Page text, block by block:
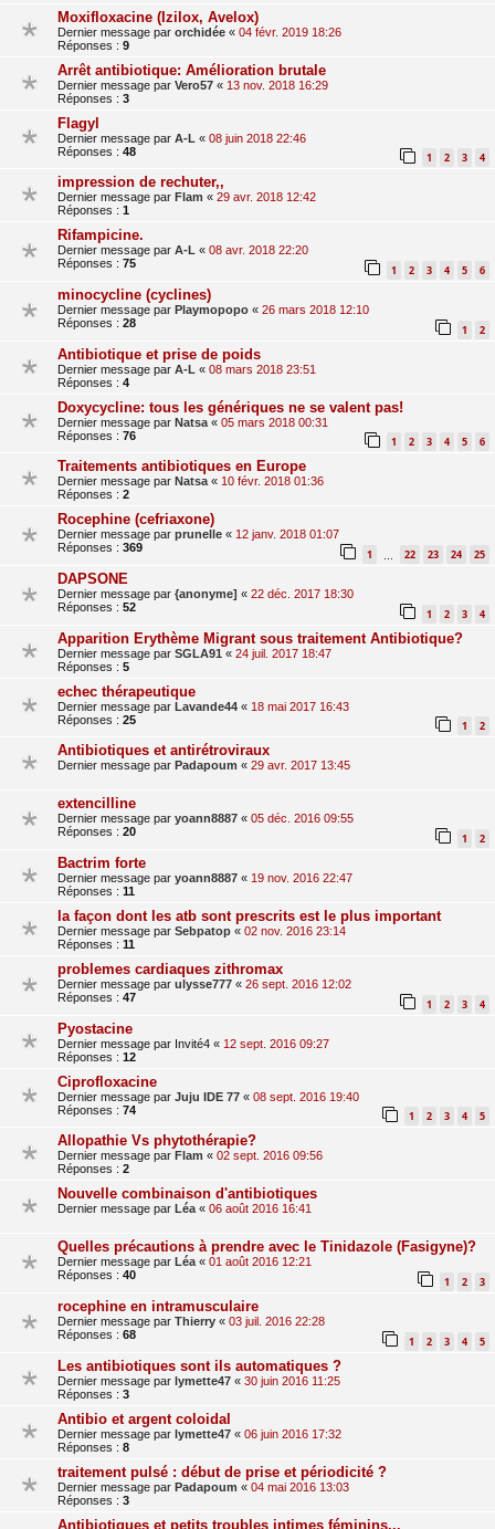
Moxifloxacine (Izilox, Avelox)
Dernier message par orchidée « 04 févr. 2019 18:26
Réponses : 9
Arrêt antibiotique: Amélioration brutale
Dernier message par Vero57 « 13 nov. 2018 16:29
Réponses : 3
Flagyl
Dernier message par A-L « 08 juin 2018 22:46
Réponses : 48 1 2 3 4
impression de rechuter,,
Dernier message par Flam « 29 avr. 2018 12:42
Réponses : 1
Rifampicine.
Dernier message par A-L « 08 avr. 2018 22:20
Réponses : 75 1 2 3 4 5 6
minocycline (cyclines)
Dernier message par Playmopopo « 26 mars 2018 12:10
Réponses : 28 1 2
Antibiotique et prise de poids
Dernier message par A-L « 08 mars 2018 23:51
Réponses : 4
Doxycycline: tous les génériques ne se valent pas!
Dernier message par Natsa « 05 mars 2018 00:31
Réponses : 76 1 2 3 4 5 6
Traitements antibiotiques en Europe
Dernier message par Natsa« 10 févr. 2018 01:36
Réponses : 2
Rocephine (cefriaxone)
Dernier message par prunelle « 12 janv. 2018 01:07
Réponses : 369 1 22 23 24 25
DAPSONE
Dernier message par {anonyme] « 22 déc. 2017 18:30
Réponses : 52 1 2 3 4
Apparition Erythème Migrant sous traitement Antibiotique?
Dernier message par SGLA91 « 24 juil. 2017 18:47
Réponses : 5
echec thérapeutique
Dernier message par Lavande44 « 18 mai 2017 16:43
Réponses : 25 1 2
Antibiotiques et antirétroviraux
Dernier message par Padapoum « 29 avr. 2017 13:45
extencilline
Dernier message par yoann8887 « 05 déc. 2016 09:55
Réponses : 20 1 2
Bactrim forte
Dernier message par yoann8887 « 19 nov. 2016 22:47
Réponses : 11
la façon dont les atb sont prescrits est le plus important
Dernier message par Sebpatop « 02 nov. 2016 23:14
Réponses : 11
problemes cardiaques zithromax
Dernier message par ulysse777 « 26 sept. 2016 12:02
Réponses : 47 1 2 3 4
Pyostacine
Dernier message par Invité4 « 12 sept. 2016 09:27
Réponses : 12
Ciprofloxacine
Dernier message par Juju IDE 77 « 08 sept. 2016 19:40
Réponses : 74 1 2 3 4 5
Allopathie Vs phytothérapie?
Dernier message par Flam « 02 sept. 2016 09:56
Réponses : 2
Nouvelle combinaison d'antibiotiques
Dernier message par Léa « 06 août 2016 16:41
Quelles précautions à prendre avec le Tinidazole (Fasigyne)?
Dernier message par Léa « 01 août 2016 12:21
Réponses : 40 1 2 3
rocephine en intramusculaire
Dernier message par Thierry « 03 juil. 2016 22:28
Réponses : 68 1 2 3 4 5
Les antibiotiques sont ils automatiques ?
Dernier message par lymette47 « 30 juin 2016 11:25
Réponses : 3
Antibio et argent coloidal
Dernier message par lymette47 « 06 juin 2016 17:32
Réponses : 8
traitement pulsé : début de prise et périodicité ?
Dernier message par Padapoum « 04 mai 2016 13:03
Réponses : 3
Antibiotiques et petits troubles intimes féminins...